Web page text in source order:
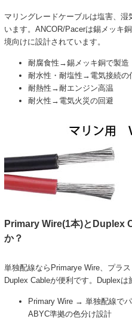
マリングレードケーブルは塩害、
います。ANCOR/Pacerは錫メッキ
境向けに設計されています。
耐腐食性→錫メッキ銅で製造
耐水性・耐塩性→電気接続の
耐熱性→耐エンジン高温
耐火性→電気火災の回避
Primary Wire(1本)とDuplex
か？
単独配線ならPrimarye Wire、プラ
Duplex Cableが便利です。Duplex
Primary Wire → 単独配線で
ABYC準拠の色分け設計